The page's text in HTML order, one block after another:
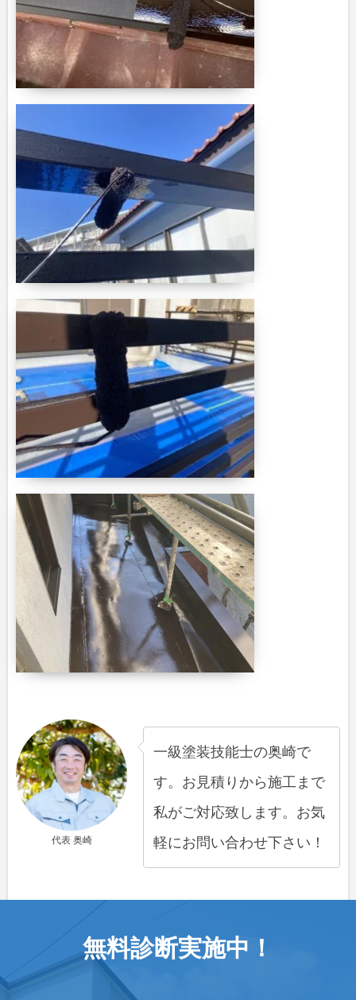
代表 奥崎
一級塗装技能士の奥崎で
す。お見積りから施工まで
私がご対応致します。お気
軽にお問い合わせ下さい！
無料診断実施中！